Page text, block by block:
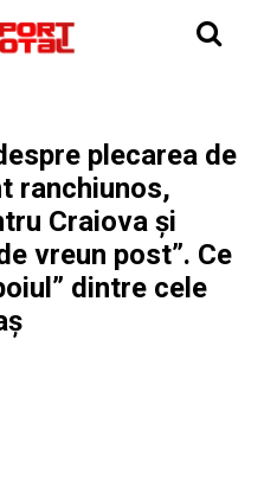
plecarea de
ranchiunos,
Craiova și
vreun post”. Ce
dintre cele